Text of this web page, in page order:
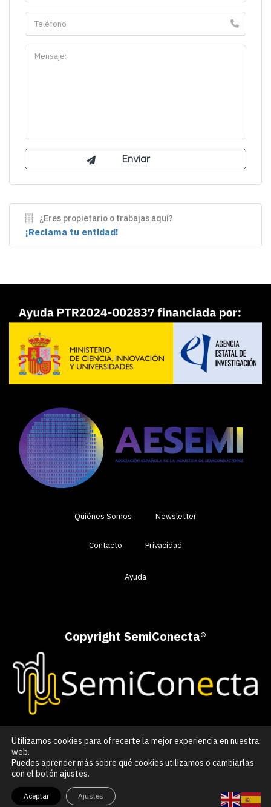
¿Eres propietario o trabajas aquí?
¡Reclama tu entidad!
Quiénes Somos Newsletter
Contacto Privacidad
Ayuda
Copyright SemiConecta®
Utilizamos cookies para ofrecerte la mejor experiencia en nuestra
web.
Puedes aprender más sobre qué cookies utilizamos o cambiarlas
con el botón ajustes.
Aceptar Ajustes